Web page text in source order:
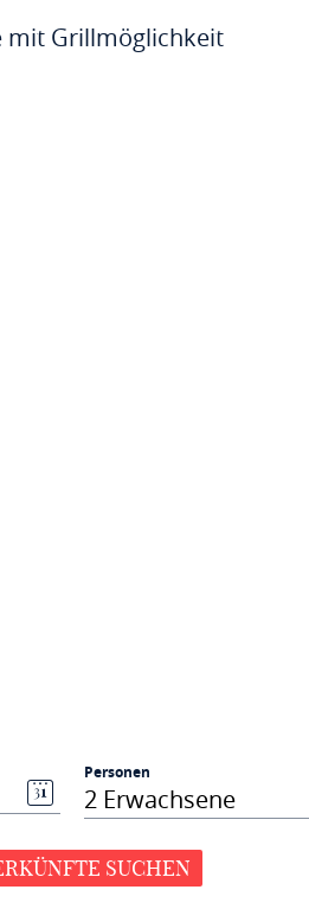
mit Grillmöglichkeit
Personen
2 Erwachsene
SUCHEN